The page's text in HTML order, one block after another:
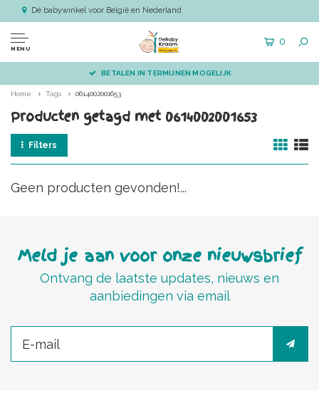
Dé babywinkel voor België en Nederland
MENU
0
BETALEN IN TERMIJNEN MOGELIJK
Home Tags 0614002001653
Producten getagd met 0614002001653
Filters
Geen producten gevonden!...
Meld je aan voor onze nieuwsbrief
Ontvang de laatste updates, nieuws en
aanbiedingen via email